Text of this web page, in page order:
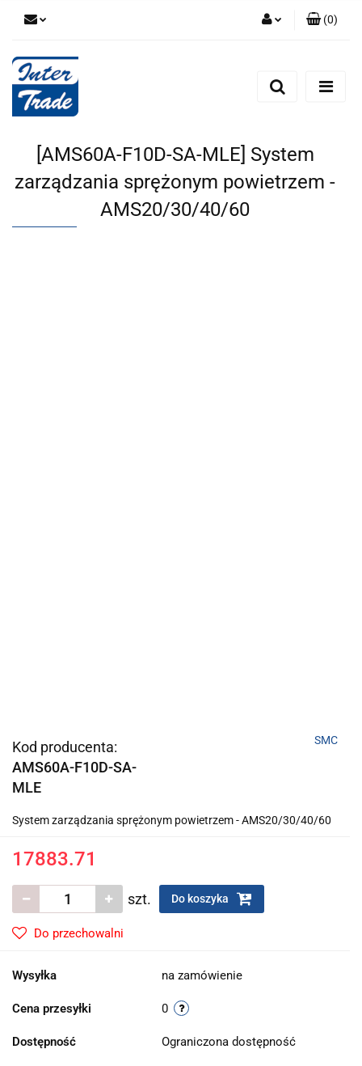
Zarejestruj się
(0)
[AMS60A-F10D-SA-MLE] System
zarządzania sprężonym powietrzem -
AMS20/30/40/60
Kod producenta:
AMS60A-F10D-SA-
MLE
SMC
System zarządzania sprężonym powietrzem - AMS20/30/40/60
17883.71
szt. Do koszyka
Do przechowalni
Wysyłka na zamówienie
Cena przesyłki 0
Dostępność Ograniczona dostępność